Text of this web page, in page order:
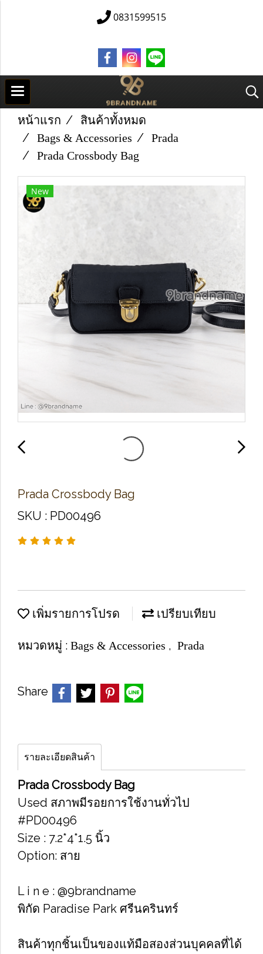
0831599515
หน้าแรก
สินค้าทั้งหมด
Bags & Accessories
Prada
Prada Crossbody Bag
New
Prada Crossbody Bag
SKU : PD00496
เพิ่มรายการโปรด เปรียบเทียบ
หมวดหมู่ : Bags & Accessories , Prada
Share
รายละเอียดสินค้า
Prada Crossbody Bag
Used สภาพมีรอยการใช้งานทั่วไป
#PD00496
Size : 7.2*4*1.5 นิ้ว
Option: สาย
L i n e : @9brandname
พิกัด Paradise Park ศรีนครินทร์
สินค้าทุกชิ้นเป็นของแท้มือสองส่วนบุคคลที่ได้